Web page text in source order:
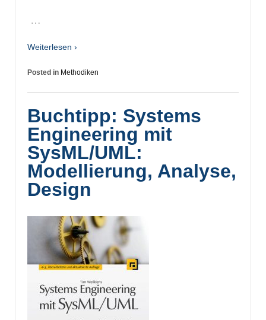
…
Weiterlesen ›
Posted in Methodiken
Buchtipp: Systems
Engineering mit
SysML/UML:
Modellierung, Analyse,
Design